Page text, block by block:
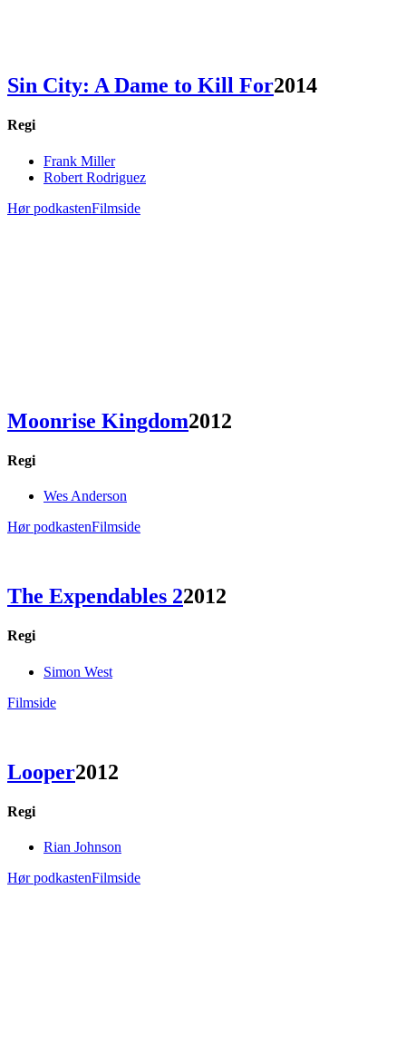
Sin City: A Dame to Kill For2014
Regi
Frank Miller
Robert Rodriguez
Hør podkastenFilmside
Moonrise Kingdom2012
Regi
Wes Anderson
Hør podkastenFilmside
The Expendables 22012
Regi
Simon West
Filmside
Looper2012
Regi
Rian Johnson
Hør podkastenFilmside